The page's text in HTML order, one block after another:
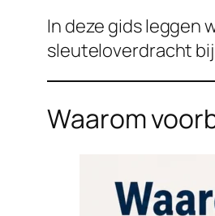
In deze gids leggen
sleuteloverdracht
Waarom